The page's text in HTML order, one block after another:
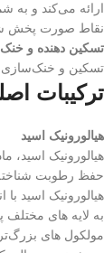
ارائه می‌کند و به
نقاط صورت پخش
تسکین‌ دهنده و خنک‌
تسکین و
ترکیبات
هیالورونیک اسید
هیالورونیک
هیالورونیک اسید
به لایه‌ های
مولکول‌ های